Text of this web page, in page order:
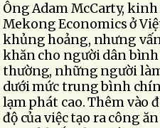
Ông Adam McCarty,
Mekong Economics ở
khủng hoảng, nhưng
khăn cho người dân
thường, những người
dưới mức trung bình
lạm phát cao. Thêm vào
độ của việc tạo ra công